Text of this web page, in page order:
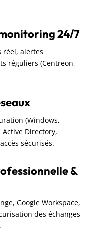
24/7
réel, alertes
réguliers (Centreon,
(Windows,
Directory,
sécurisés.
&
Google Workspace,
des échanges